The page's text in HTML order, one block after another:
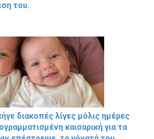
του.
διακοπές λίγες μόλις ημέρες
καισαρική για τα